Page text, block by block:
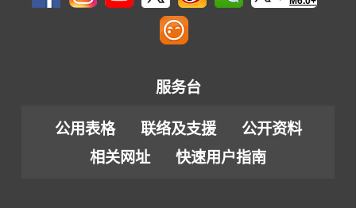
服务台
公用表格 联络及支援
公开资料
相关网址
快速用户指南